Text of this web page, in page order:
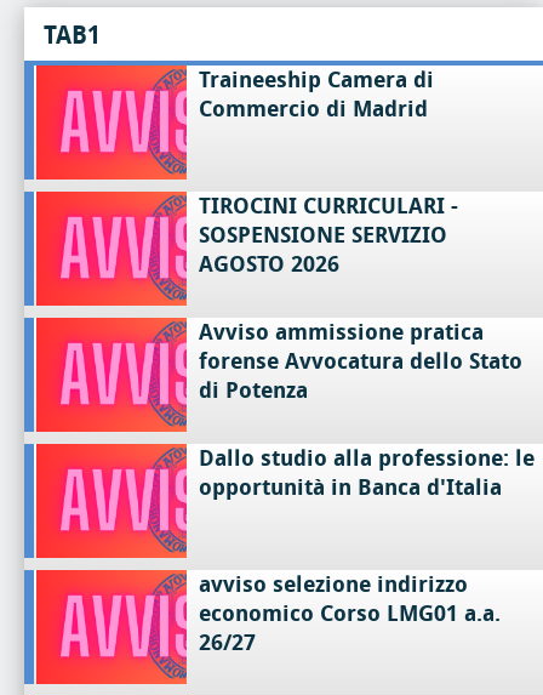
TAB1
Traineeship Camera di
Commercio di Madrid
TIROCINI CURRICULARI -
SOSPENSIONE SERVIZIO
AGOSTO 2026
Avviso ammissione pratica
forense Avvocatura dello Stato
di Potenza
Dallo studio alla professione: le
opportunità in Banca d'Italia
avviso selezione indirizzo
economico Corso LMG01 a.a.
26/27